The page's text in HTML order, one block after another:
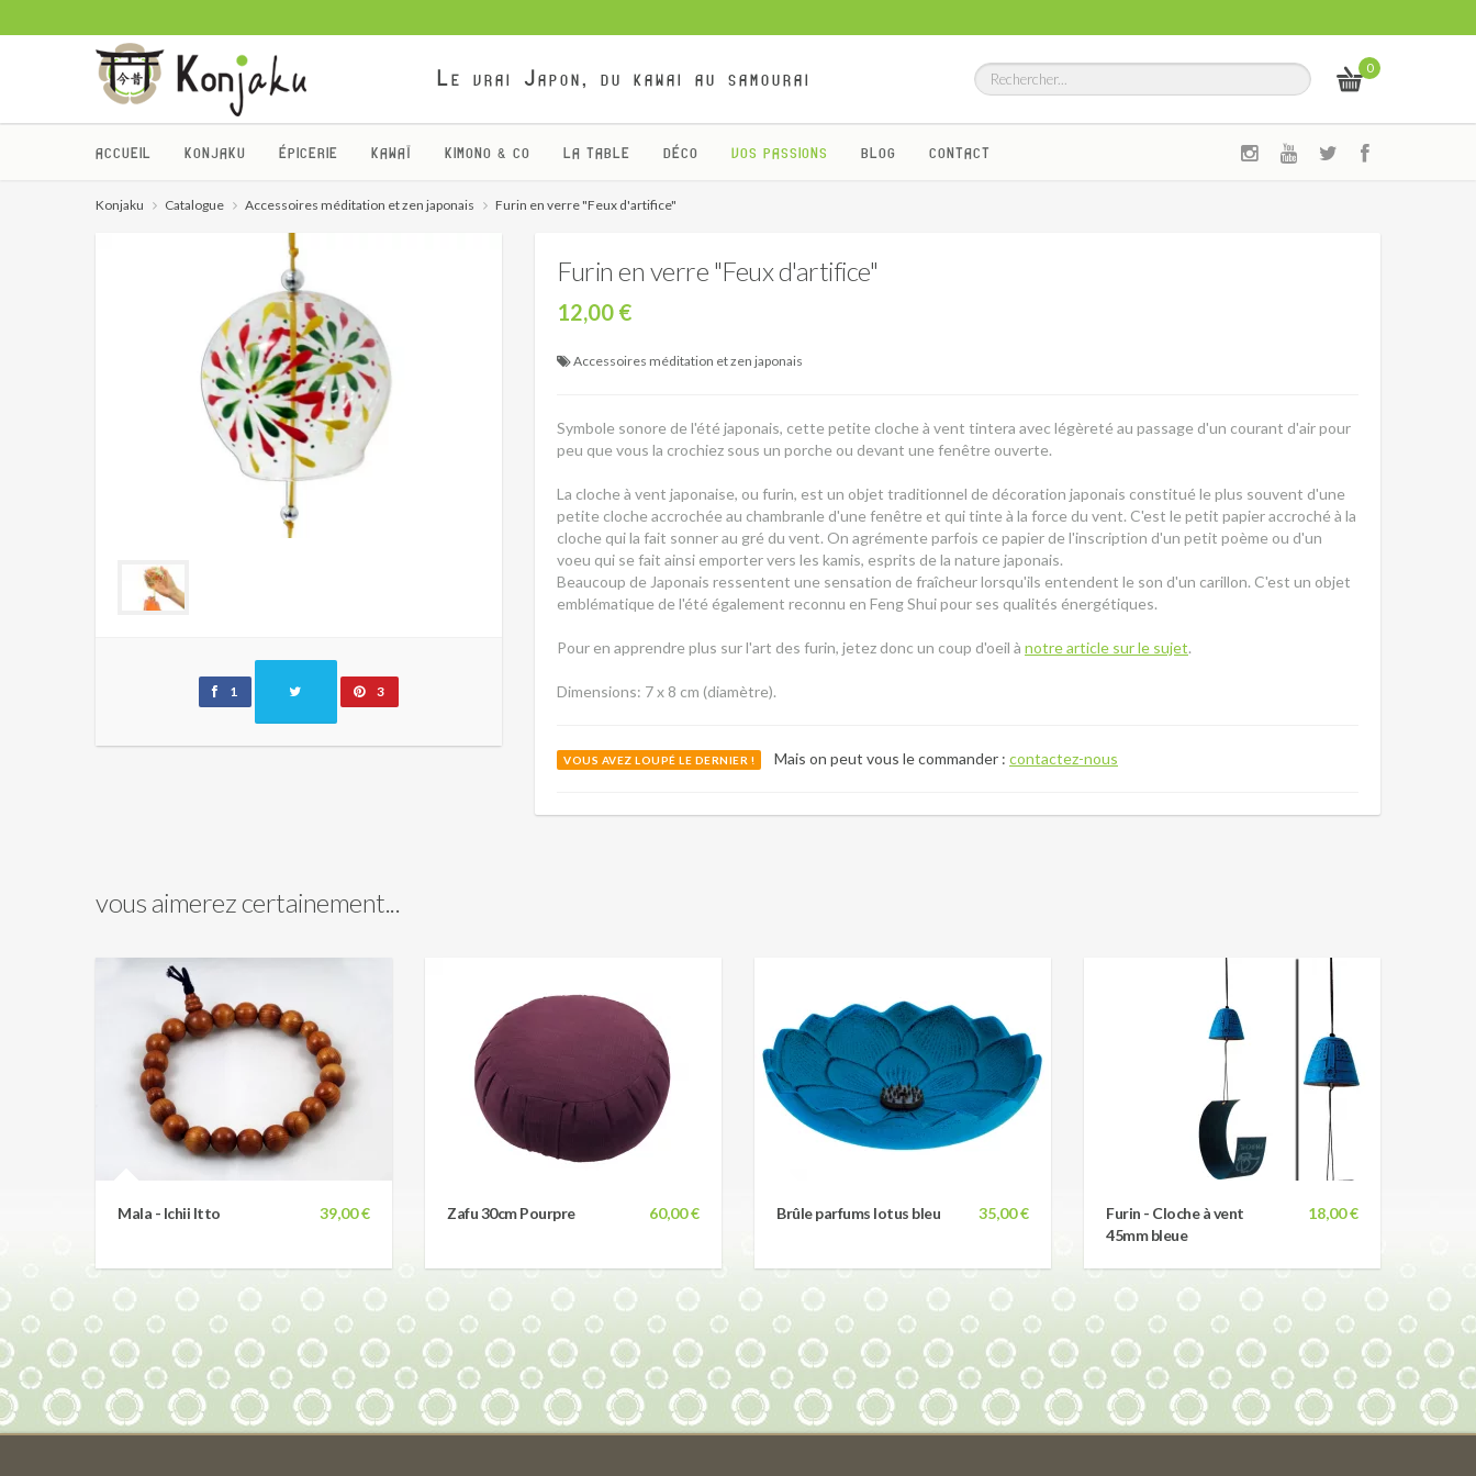
Le vrai Japon, du kawai au samourai 0
ACCUEIL KONJAKU ÉPICERIE KAWAÏ KIMONO & CO LA TABLE DÉCO VOS PASSIONS BLOG CONTACT
Konjaku Catalogue Accessoires méditation et zen japonais Furin en verre "Feux d'artifice"
1 3
Furin en verre "Feux d'artifice"
12,00 €
Accessoires méditation et zen japonais
Symbole sonore de l'été japonais, cette petite cloche à vent tintera avec légèreté au passage d'un courant d'air pour
peu que vous la crochiez sous un porche ou devant une fenêtre ouverte.
La cloche à vent japonaise, ou furin, est un objet traditionnel de décoration japonais constitué le plus souvent d'une
petite cloche accrochée au chambranle d'une fenêtre et qui tinte à la force du vent. C'est le petit papier accroché à la
cloche qui la fait sonner au gré du vent. On agrémente parfois ce papier de l'inscription d'un petit poème ou d'un
voeu qui se fait ainsi emporter vers les kamis, esprits de la nature japonais.
Beaucoup de Japonais ressentent une sensation de fraîcheur lorsqu'ils entendent le son d'un carillon. C'est un objet
emblématique de l'été également reconnu en Feng Shui pour ses qualités énergétiques.
Pour en apprendre plus sur l'art des furin, jetez donc un coup d'oeil à notre article sur le sujet.
Dimensions: 7 x 8 cm (diamètre).
VOUS AVEZ LOUPÉ LE DERNIER ! Mais on peut vous le commander : contactez-nous
vous aimerez certainement...
39,00 €
Mala - Ichii Itto 60,00 €
Zafu 30cm Pourpre 35,00 €
Brûle parfums lotus bleu 18,00 €
Furin - Cloche à vent
45mm bleue